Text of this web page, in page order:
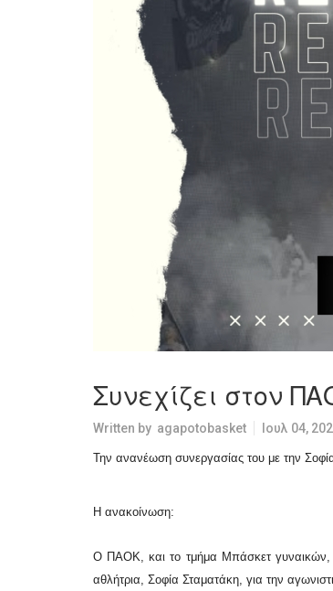
Συνεχίζει στον
Written by agapotobasket Ιουλ 04,
Την ανανέωση συνεργασίας του με την
Η ανακοίνωση:
Ο ΠΑΟΚ, και το τμήμα Μπάσκετ γυναικών,
αθλήτρια, Σοφία Σταματάκη, για την